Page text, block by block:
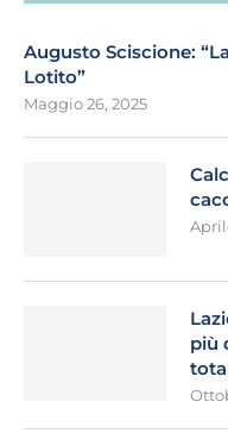
Augusto Sciscione:
Lotito”
Maggio 26, 2025
più